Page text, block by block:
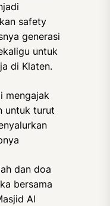
safety
generasi
untuk
di Klaten.
mengajak
untuk turut
dan doa
bersama
Al